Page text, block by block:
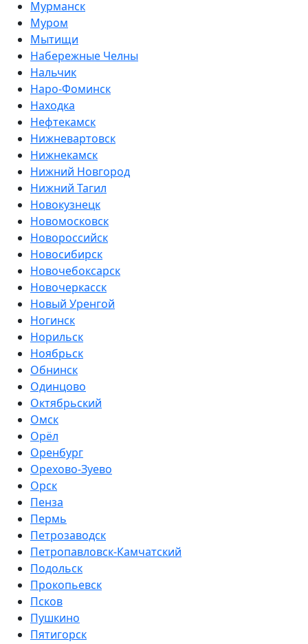
Мурманск
Муром
Мытищи
Набережные Челны
Нальчик
Наро-Фоминск
Находка
Нефтекамск
Нижневартовск
Нижнекамск
Нижний Новгород
Нижний Тагил
Новокузнецк
Новомосковск
Новороссийск
Новосибирск
Новочебоксарск
Новочеркасск
Новый Уренгой
Ногинск
Норильск
Ноябрьск
Обнинск
Одинцово
Октябрьский
Омск
Орёл
Оренбург
Орехово-Зуево
Орск
Пенза
Пермь
Петрозаводск
Петропавловск-Камчатский
Подольск
Прокопьевск
Псков
Пушкино
Пятигорск